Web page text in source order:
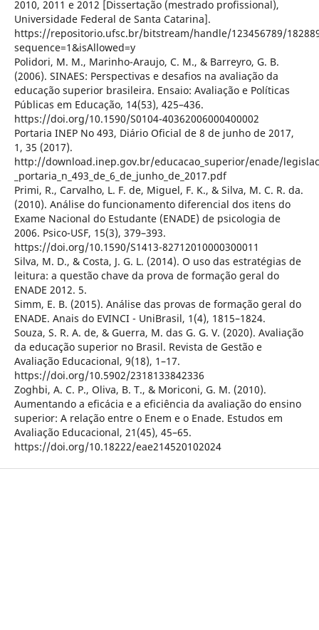
2010, 2011 e 2012 [Dissertação (mestrado profissional),
Universidade Federal de Santa Catarina].
https://repositorio.ufsc.br/bitstream/handle/123456789/
sequence=1&isAllowed=y
Polidori, M. M., Marinho-Araujo, C. M., & Barreyro, G. B.
(2006). SINAES: Perspectivas e desafios na avaliação da
educação superior brasileira. Ensaio: Avaliação e Políticas
Públicas em Educação, 14(53), 425–436.
https://doi.org/10.1590/S0104-40362006000400002
Portaria INEP No 493, Diário Oficial de 8 de junho de 2017,
1, 35 (2017).
http://download.inep.gov.br/educacao_superior/enade/
_portaria_n_493_de_6_de_junho_de_2017.pdf
Primi, R., Carvalho, L. F. de, Miguel, F. K., & Silva, M. C. R. da.
(2010). Análise do funcionamento diferencial dos itens do
Exame Nacional do Estudante (ENADE) de psicologia de
2006. Psico-USF, 15(3), 379–393.
https://doi.org/10.1590/S1413-82712010000300011
Silva, M. D., & Costa, J. G. L. (2014). O uso das estratégias de
leitura: a questão chave da prova de formação geral do
ENADE 2012. 5.
Simm, E. B. (2015). Análise das provas de formação geral do
ENADE. Anais do EVINCI - UniBrasil, 1(4), 1815–1824.
Souza, S. R. A. de, & Guerra, M. das G. G. V. (2020). Avaliação
da educação superior no Brasil. Revista de Gestão e
Avaliação Educacional, 9(18), 1–17.
https://doi.org/10.5902/2318133842336
Zoghbi, A. C. P., Oliva, B. T., & Moriconi, G. M. (2010).
Aumentando a eficácia e a eficiência da avaliação do ensino
superior: A relação entre o Enem e o Enade. Estudos em
Avaliação Educacional, 21(45), 45–65.
https://doi.org/10.18222/eae214520102024